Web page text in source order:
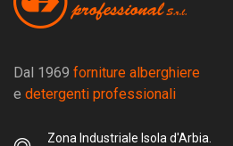
Dal 1969 forniture alberghiere
e detergenti professionali
Zona Industriale Isola d'Arbia.